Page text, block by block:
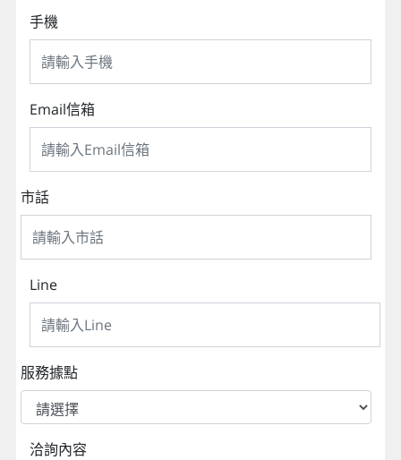
手機
Email信箱
市話
Line
服務據點
洽詢內容